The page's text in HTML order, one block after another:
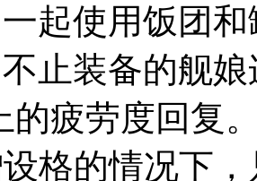
起使用饭团
止装备的舰
的疲劳度回复
格的情况下